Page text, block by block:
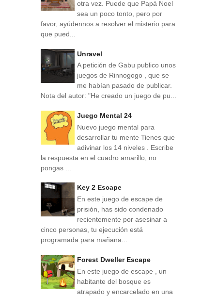
otra vez. Puede que Papá Noel
sea un poco tonto, pero por
favor, ayúdennos a resolver el misterio para
que pued...
Unravel
A petición de Gabu publico unos
juegos de Rinnogogo , que se
me habían pasado de publicar.
Nota del autor: "He creado un juego de pu...
Juego Mental 24
Nuevo juego mental para
desarrollar tu mente Tienes que
adivinar los 14 niveles . Escribe
la respuesta en el cuadro amarillo, no
pongas ...
Key 2 Escape
En este juego de escape de
prisión, has sido condenado
recientemente por asesinar a
cinco personas, tu ejecución está
programada para mañana...
Forest Dweller Escape
En este juego de escape , un
habitante del bosque es
atrapado y encarcelado en una